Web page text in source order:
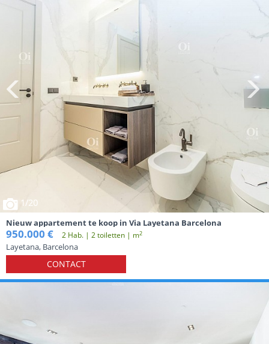
1 /20
Nieuw appartement te koop in Via Layetana Barcelona
950.000 € 2 Hab. | 2 toiletten | m2
Layetana, Barcelona
CONTACT